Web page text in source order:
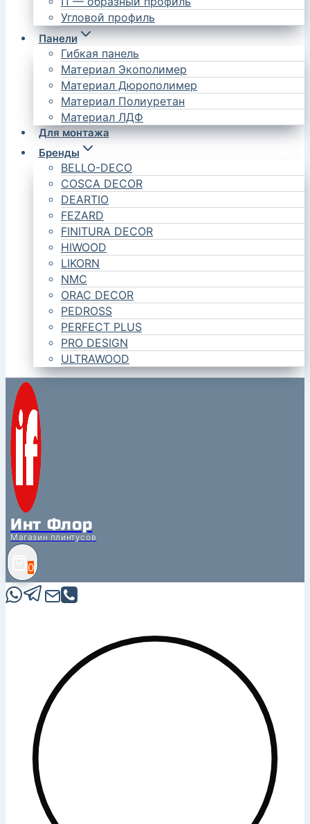
Угловой профиль
Панели
Гибкая панель
Материал Экополимер
Материал Дюрополимер
Материал Полиуретан
Материал ЛДФ
Для монтажа
Бренды
BELLO-DECO
COSCA DECOR
DEARTIO
FEZARD
FINITURA DECOR
HIWOOD
LIKORN
NMC
ORAC DECOR
PEDROSS
PERFECT PLUS
PRO DESIGN
ULTRAWOOD
Инт Флор
Магазин плинтусов
0